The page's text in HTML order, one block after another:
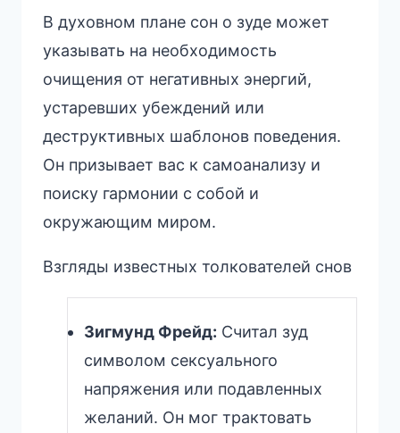
В духовном плане сон о зуде может
указывать на необходимость
очищения от негативных энергий,
устаревших убеждений или
деструктивных шаблонов поведения.
Он призывает вас к самоанализу и
поиску гармонии с собой и
окружающим миром.
Взгляды известных толкователей снов
Зигмунд Фрейд: Считал зуд
символом сексуального
напряжения или подавленных
желаний. Он мог трактовать